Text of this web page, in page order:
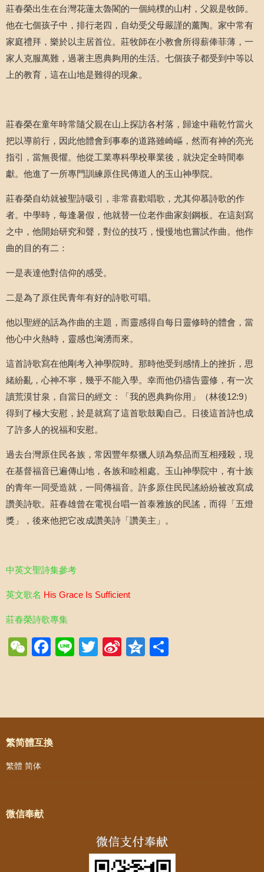
莊春榮出生在台灣花蓮太魯閣的一個純樸的山村，父親是牧師。
他在七個孩子中，排行老四，自幼受父母嚴謹的薰陶。家中常有
家庭禮拜，樂於以主居首位。莊牧師在小教會所得薪俸菲薄，一
家人克服萬難，過著主恩典夠用的生活。七個孩子都受到中等以
上的教育，這在山地是難得的現象。
莊春榮在童年時常隨父親在山上探訪各村落，歸途中藉乾竹當火
把以導前行，因此他體會到事奉的道路雖崎嶇，然而有神的亮光
指引，當無畏懼。他從工業專科學校畢業後，就決定全時間奉
獻。他進了一所專門訓練原住民傳道人的玉山神學院。
莊春榮自幼就被聖詩吸引，非常喜歡唱歌，尤其仰慕詩歌的作
者。中學時，每逢暑假，他就替一位老作曲家刻鋼板。在這刻寫
之中，他開始研究和聲，對位的技巧，慢慢地也嘗試作曲。他作
曲的目的有二：
一是表達他對信仰的感受。
二是為了原住民青年有好的詩歌可唱。
他以聖經的話為作曲的主題，而靈感得自每日靈修時的體會，當
他心中火熱時，靈感也洶湧而來。
這首詩歌寫在他剛考入神學院時。那時他受到感情上的挫折，思
緒紛亂，心神不寧，幾乎不能入學。幸而他仍禱告靈修，有一次
讀荒漠甘泉，自當日的經文：「我的恩典夠你用」（林後12:9）
得到了極大安慰，於是就寫了這首歌鼓勵自己。日後這首詩也成
了許多人的祝福和安慰。
過去台灣原住民各族，常因豐年祭獵人頭為祭品而互相殘殺，現
在基督福音已遍傳山地，各族和睦相處。玉山神學院中，有十族
的青年一同受造就，一同傳福音。許多原住民民謠紛紛被改寫成
讚美詩歌。莊春雄曾在電視台唱一首泰雅族的民謠，而得「五燈
獎」，後來他把它改成讚美詩「讚美主」。
中英文聖詩集參考
英文歌名 His Grace Is Sufficient
莊春榮詩歌專集
WeChat
Facebook
LineTwitter
SinaQzone
Post navigation
繁简體互換
繁體 简体
微信奉献